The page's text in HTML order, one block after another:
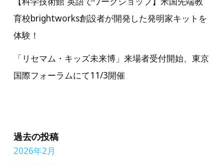
育校brightworks創設者が開発した発明家キットを
体験！
「リセマム・キッズ未来博」来場者受付開始、東京
国際フォーラムにて11/3開催
過去の投稿
2026年2月